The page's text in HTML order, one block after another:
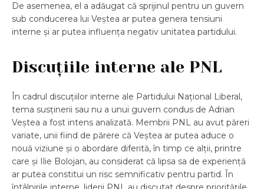
De asemenea, el a adăugat că sprijinul pentru un guvern
sub conducerea lui Veștea ar putea genera tensiuni
interne și ar putea influența negativ unitatea partidului.
Discuțiile interne ale PNL
În cadrul discuțiilor interne ale Partidului Național Liberal,
tema susținerii sau nu a unui guvern condus de Adrian
Veștea a fost intens analizată. Membrii PNL au avut păreri
variate, unii fiind de părere că Veștea ar putea aduce o
nouă viziune și o abordare diferită, în timp ce alții, printre
care și Ilie Bolojan, au considerat că lipsa sa de experiență
ar putea constitui un risc semnificativ pentru partid. În